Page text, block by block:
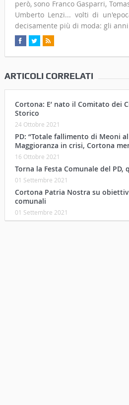
però, sono Franco Gasparri,
Umberto Lenzi... volti di
decisamente più di moda: gli
ARTICOLI CORRELATI
Cortona: E’ nato il Comitato dei
Storico
24 Ottobre 2021
PD: “Totale fallimento di Meoni
Maggioranza in crisi, Cortona
16 Ottobre 2021
Torna la Festa Comunale del PD,
01 Settembre 2021
Cortona Patria Nostra su
comunali
01 Settembre 2021